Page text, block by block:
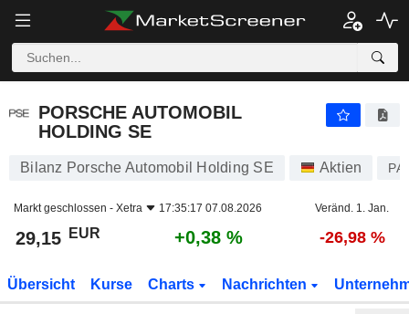
PORSCHE AUTOMOBIL
HOLDING SE
Bilanz Porsche Automobil Holding SE Aktien
Markt geschlossen - Xetra 17:35:17 07.08.2026 Veränd. 1. Jan.
29,15 EUR +0,38 % -26,98 %
Übersicht Kurse Charts Nachrichten